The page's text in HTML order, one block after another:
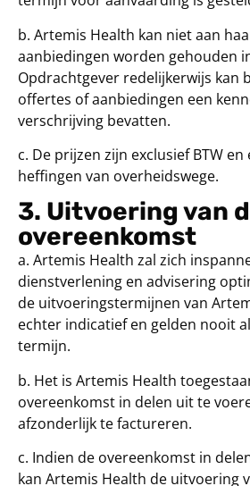
b. Artemis Health kan niet aan
aanbiedingen worden gehouden
Opdrachtgever redelijkerwijs kan
offertes of aanbiedingen een
verschrijving bevatten.
c. De prijzen zijn exclusief BTW
heffingen van overheidswege.
3. Uitvoering van
overeenkomst
a. Artemis Health zal zich
dienstverlening en advisering
de uitvoeringstermijnen van
echter indicatief en gelden nooit
termijn.
b. Het is Artemis Health
overeenkomst in delen uit te
afzonderlijk te factureren.
c. Indien de overeenkomst in
kan Artemis Health de uitvoering